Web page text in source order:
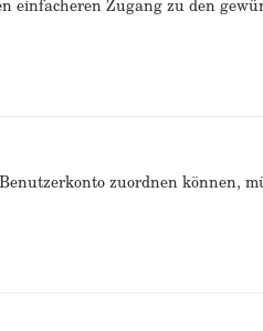
einfacheren Zugang zu den
zuordnen können,